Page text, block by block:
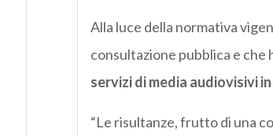
Alla luce della normativa
consultazione pubblica e che
servizi di media audiovisivi
“Le risultanze, frutto di una